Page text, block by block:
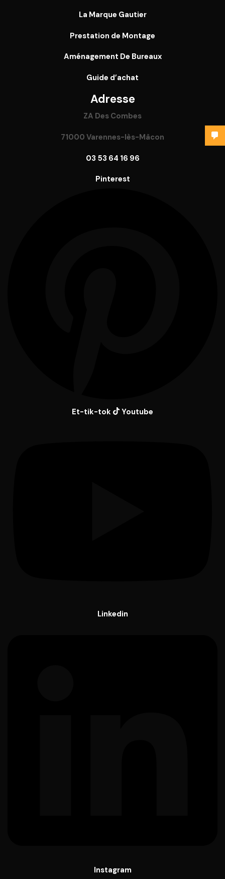
La Marque Gautier
Prestation de Montage
Aménagement De Bureaux
Guide d’achat
Adresse
ZA Des Combes
71000 Varennes-lès-Mâcon
03 53 64 16 96
Pinterest
Et-tik-tok Youtube
Linkedin
Instagram